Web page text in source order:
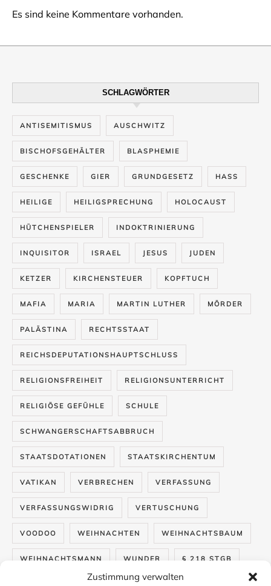
Zustimmung verwalten
Es sind keine Kommentare vorhanden.
SCHLAGWÖRTER
ANTISEMITISMUS AUSCHWITZ
BISCHOFSGEHÄLTER BLASPHEMIE
GESCHENKE GIER GRUNDGESETZ HASS
HEILIGE HEILIGSPRECHUNG HOLOCAUST
HÜTCHENSPIELER INDOKTRINIERUNG
INQUISITOR ISRAEL JESUS JUDEN
KETZER KIRCHENSTEUER KOPFTUCH
MAFIA MARIA MARTIN LUTHER MÖRDER
PALÄSTINA RECHTSSTAAT
REICHSDEPUTATIONSHAUPTSCHLUSS
RELIGIONSFREIHEIT RELIGIONSUNTERRICHT
RELIGIÖSE GEFÜHLE SCHULE
SCHWANGERSCHAFTSABBRUCH
STAATSDOTATIONEN STAATSKIRCHENTUM
VATIKAN VERBRECHEN VERFASSUNG
VERFASSUNGSWIDRIG VERTUSCHUNG
VOODOO WEIHNACHTEN WEIHNACHTSBAUM
WEIHNACHTSMANN WUNDER § 218 STGB